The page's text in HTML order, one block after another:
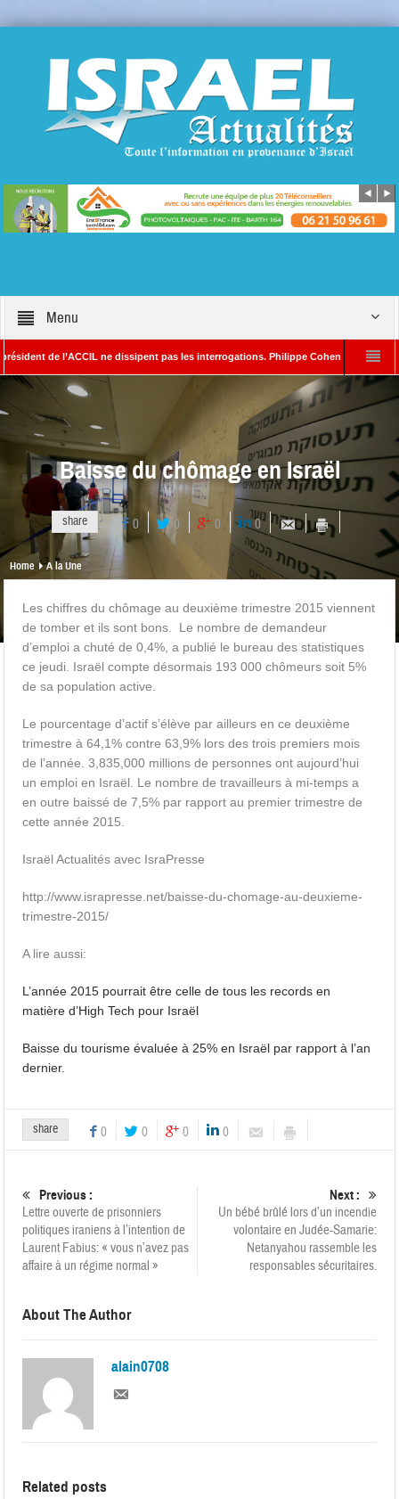
Menu
de l’ACCIL ne dissipent pas les interrogations. Philippe Cohen annonce se
– Rédacteur en chef d’Israël Actualités L’Iran menace de
Baisse du chômage en Israël
share 0 0 0 0
Home A la Une
Les chiffres du chômage au deuxième trimestre 2015 viennent
de tomber et ils sont bons. Le nombre de demandeur
d’emploi a chuté de 0,4%, a publié le bureau des statistiques
ce jeudi. Israël compte désormais 193 000 chômeurs soit 5%
de sa population active.
Le pourcentage d’actif s’élève par ailleurs en ce deuxième
trimestre à 64,1% contre 63,9% lors des trois premiers mois
de l’année. 3,835,000 millions de personnes ont aujourd’hui
un emploi en Israël. Le nombre de travailleurs à mi-temps a
en outre baissé de 7,5% par rapport au premier trimestre de
cette année 2015.
Israël Actualités avec IsraPresse
http://www.israpresse.net/baisse-du-chomage-au-deuxieme-
trimestre-2015/
A lire aussi:
L’année 2015 pourrait être celle de tous les records en
matière d’High Tech pour Israël
Baisse du tourisme évaluée à 25% en Israël par rapport à l’an
dernier.
share 0 0 0 0
Previous :
Lettre ouverte de prisonniers
politiques iraniens à l’intention de
Laurent Fabius: « vous n’avez pas
affaire à un régime normal »
Next :
Un bébé brûlé lors d’un incendie
volontaire en Judée-Samarie:
Netanyahou rassemble les
responsables sécuritaires.
About The Author
alain0708
Related posts